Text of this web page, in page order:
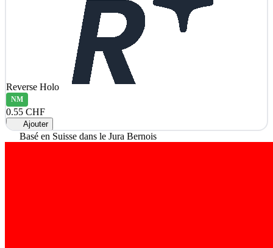
Reverse Holo
NM
0.55 CHF
Ajouter
Basé en Suisse dans le Jura Bernois